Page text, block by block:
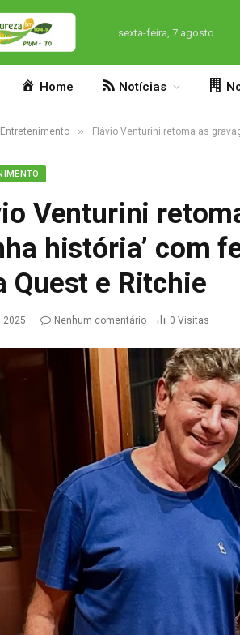
sexta-feira, 7 agosto
Home Notícias
Entretenimento » Flávio Venturini retoma as
Venturini
história’ com
Quest e Ritchie
2025 Nenhum comentário 0 Visitas